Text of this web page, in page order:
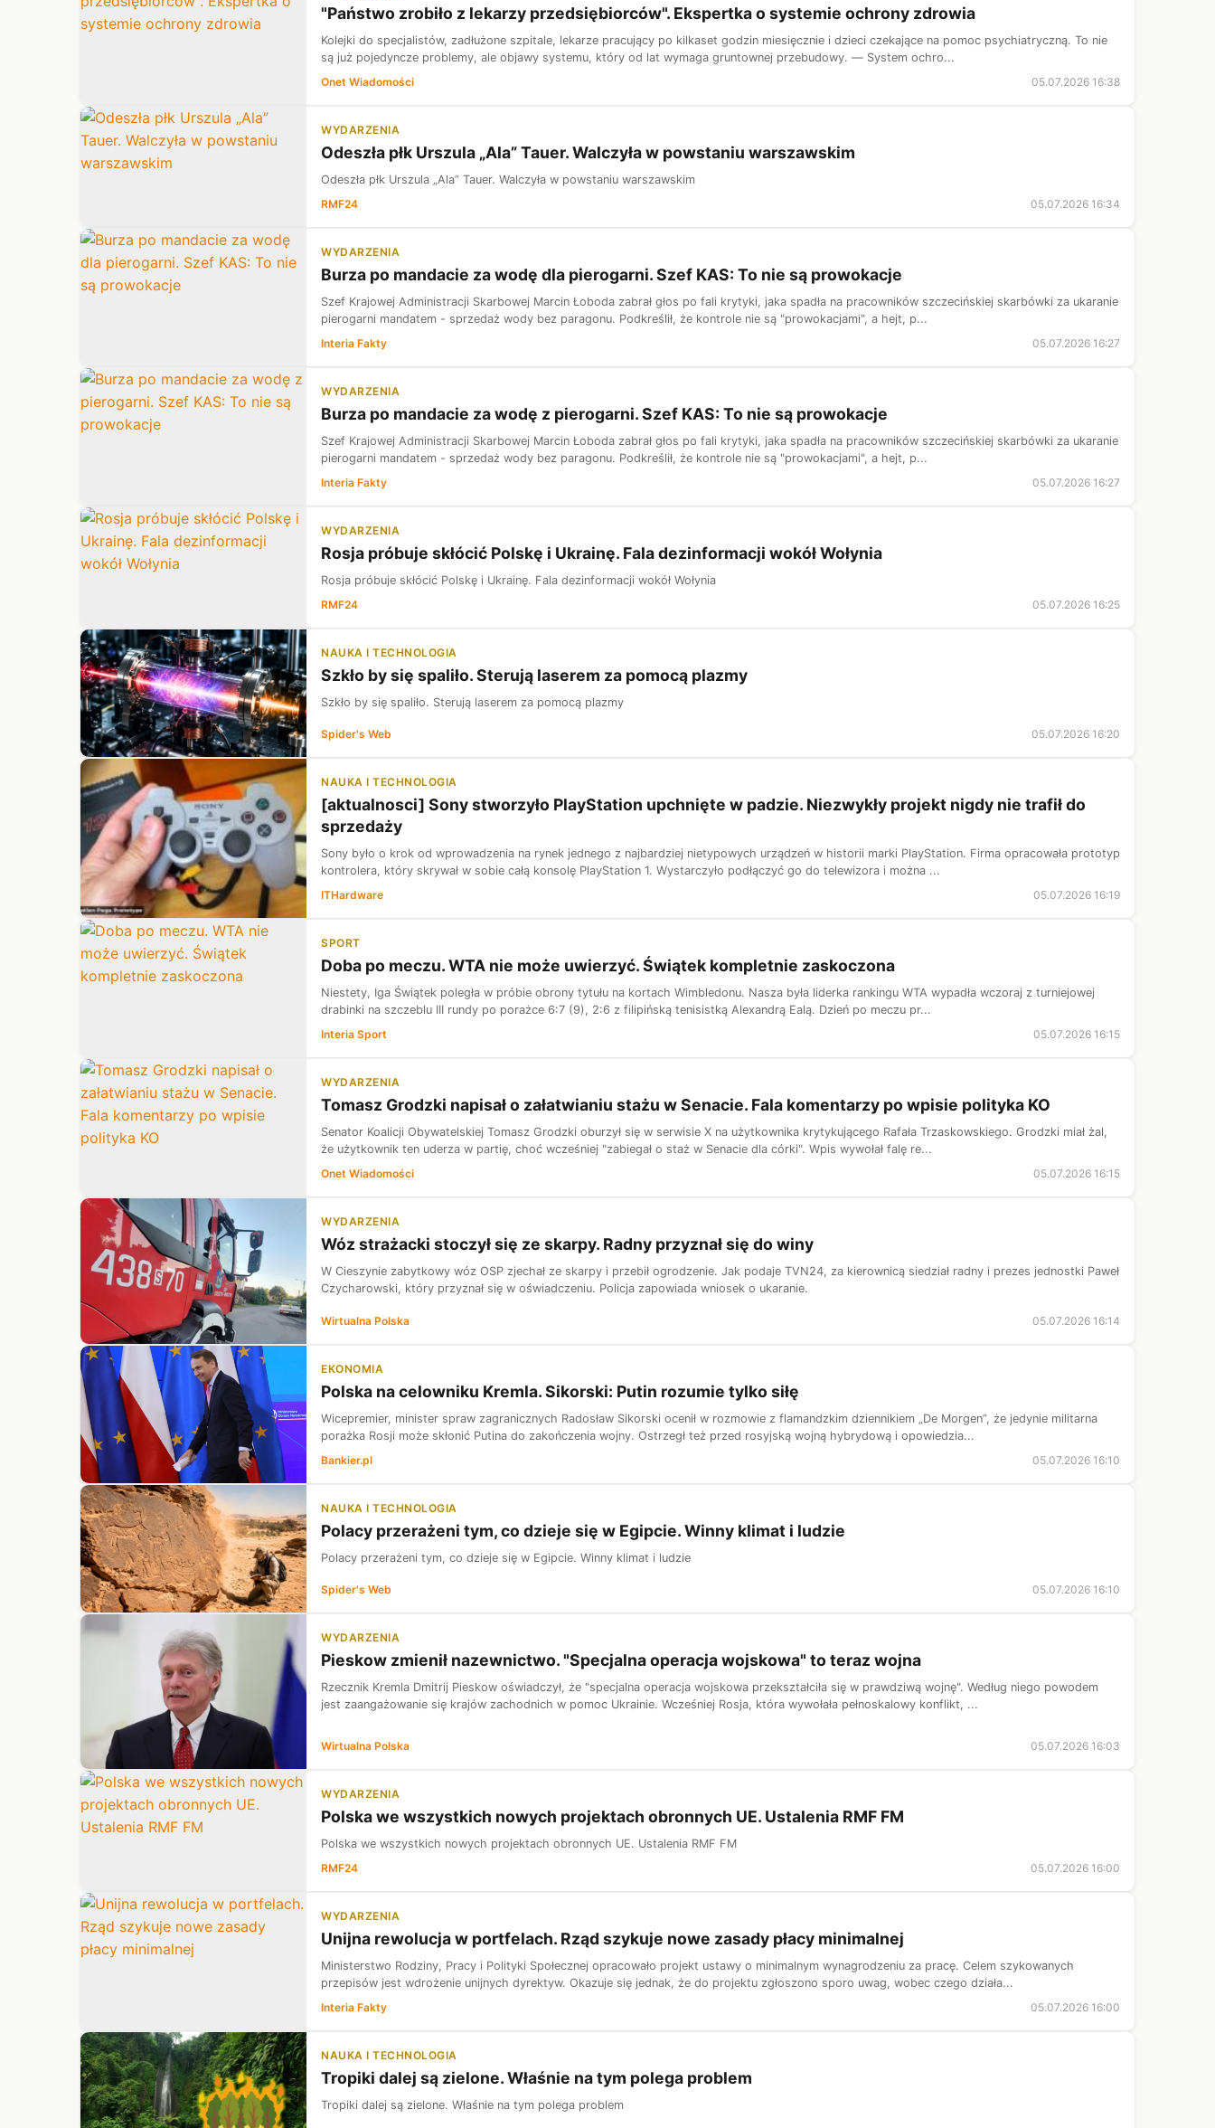
"Państwo zrobiło z lekarzy przedsiębiorców". Ekspertka o systemie ochrony zdrowia
Kolejki do specjalistów, zadłużone szpitale, lekarze pracujący po kilkaset godzin miesięcznie i dzieci czekające na pomoc psychiatryczną. To nie
są już pojedyncze problemy, ale objawy systemu, który od lat wymaga gruntownej przebudowy. — System ochro...
Onet Wiadomości
05.07.2026 16:38
WYDARZENIA
Odeszła płk Urszula „Ala” Tauer. Walczyła w powstaniu warszawskim
Odeszła płk Urszula „Ala” Tauer. Walczyła w powstaniu warszawskim
RMF24
05.07.2026 16:34
WYDARZENIA
Burza po mandacie za wodę dla pierogarni. Szef KAS: To nie są prowokacje
Szef Krajowej Administracji Skarbowej Marcin Łoboda zabrał głos po fali krytyki, jaka spadła na pracowników szczecińskiej skarbówki za ukaranie
pierogarni mandatem - sprzedaż wody bez paragonu. Podkreślił, że kontrole nie są "prowokacjami", a hejt, p...
Interia Fakty
05.07.2026 16:27
WYDARZENIA
Burza po mandacie za wodę z pierogarni. Szef KAS: To nie są prowokacje
Szef Krajowej Administracji Skarbowej Marcin Łoboda zabrał głos po fali krytyki, jaka spadła na pracowników szczecińskiej skarbówki za ukaranie
pierogarni mandatem - sprzedaż wody bez paragonu. Podkreślił, że kontrole nie są "prowokacjami", a hejt, p...
Interia Fakty
05.07.2026 16:27
WYDARZENIA
Rosja próbuje skłócić Polskę i Ukrainę. Fala dezinformacji wokół Wołynia
Rosja próbuje skłócić Polskę i Ukrainę. Fala dezinformacji wokół Wołynia
RMF24
05.07.2026 16:25
NAUKA I TECHNOLOGIA
Szkło by się spaliło. Sterują laserem za pomocą plazmy
Szkło by się spaliło. Sterują laserem za pomocą plazmy
Spider's Web 05.07.2026 16:20
NAUKA I TECHNOLOGIA
[aktualnosci] Sony stworzyło PlayStation upchnięte w padzie. Niezwykły projekt nigdy nie trafił do
sprzedaży
Sony było o krok od wprowadzenia na rynek jednego z najbardziej nietypowych urządzeń w historii marki PlayStation. Firma opracowała prototyp
kontrolera, który skrywał w sobie całą konsolę PlayStation 1. Wystarczyło podłączyć go do telewizora i można ...
ITHardware
05.07.2026 16:19
SPORT
Doba po meczu. WTA nie może uwierzyć. Świątek kompletnie zaskoczona
Niestety, Iga Świątek poległa w próbie obrony tytułu na kortach Wimbledonu. Nasza była liderka rankingu WTA wypadła wczoraj z turniejowej
drabinki na szczeblu III rundy po porażce 6:7 (9), 2:6 z filipińską tenisistką Alexandrą Ealą. Dzień po meczu pr...
Interia Sport
05.07.2026 16:15
WYDARZENIA
Tomasz Grodzki napisał o załatwianiu stażu w Senacie. Fala komentarzy po wpisie polityka KO
Senator Koalicji Obywatelskiej Tomasz Grodzki oburzył się w serwisie X na użytkownika krytykującego Rafała Trzaskowskiego. Grodzki miał żal,
że użytkownik ten uderza w partię, choć wcześniej "zabiegał o staż w Senacie dla córki". Wpis wywołał falę re...
Onet Wiadomości
05.07.2026 16:15
WYDARZENIA
Wóz strażacki stoczył się ze skarpy. Radny przyznał się do winy
W Cieszynie zabytkowy wóz OSP zjechał ze skarpy i przebił ogrodzenie. Jak podaje TVN24, za kierownicą siedział radny i prezes jednostki Paweł
Czycharowski, który przyznał się w oświadczeniu. Policja zapowiada wniosek o ukaranie.
Wirtualna Polska 05.07.2026 16:14
EKONOMIA
Polska na celowniku Kremla. Sikorski: Putin rozumie tylko siłę
Wicepremier, minister spraw zagranicznych Radosław Sikorski ocenił w rozmowie z flamandzkim dziennikiem „De Morgen”, że jedynie militarna
porażka Rosji może skłonić Putina do zakończenia wojny. Ostrzegł też przed rosyjską wojną hybrydową i opowiedzia...
Bankier.pl
05.07.2026 16:10
NAUKA I TECHNOLOGIA
Polacy przerażeni tym, co dzieje się w Egipcie. Winny klimat i ludzie
Polacy przerażeni tym, co dzieje się w Egipcie. Winny klimat i ludzie
Spider's Web 05.07.2026 16:10
WYDARZENIA
Pieskow zmienił nazewnictwo. "Specjalna operacja wojskowa" to teraz wojna
Rzecznik Kremla Dmitrij Pieskow oświadczył, że "specjalna operacja wojskowa przekształciła się w prawdziwą wojnę". Według niego powodem
jest zaangażowanie się krajów zachodnich w pomoc Ukrainie. Wcześniej Rosja, która wywołała pełnoskalowy konflikt, ...
Wirtualna Polska 05.07.2026 16:03
WYDARZENIA
Polska we wszystkich nowych projektach obronnych UE. Ustalenia RMF FM
Polska we wszystkich nowych projektach obronnych UE. Ustalenia RMF FM
RMF24
05.07.2026 16:00
WYDARZENIA
Unijna rewolucja w portfelach. Rząd szykuje nowe zasady płacy minimalnej
Ministerstwo Rodziny, Pracy i Polityki Społecznej opracowało projekt ustawy o minimalnym wynagrodzeniu za pracę. Celem szykowanych
przepisów jest wdrożenie unijnych dyrektyw. Okazuje się jednak, że do projektu zgłoszono sporo uwag, wobec czego działa...
Interia Fakty
05.07.2026 16:00
NAUKA I TECHNOLOGIA
Tropiki dalej są zielone. Właśnie na tym polega problem
Tropiki dalej są zielone. Właśnie na tym polega problem